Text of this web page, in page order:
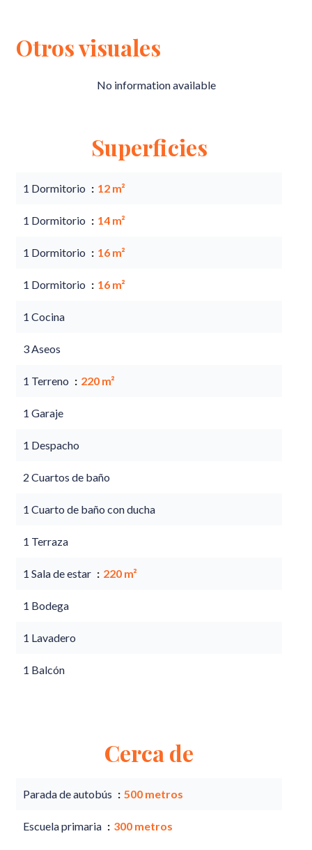
Otros visuales
No information available
Superficies
1 Dormitorio 12 m²
1 Dormitorio 14 m²
1 Dormitorio 16 m²
1 Dormitorio 16 m²
1 Cocina
3 Aseos
1 Terreno 220 m²
1 Garaje
1 Despacho
2 Cuartos de baño
1 Cuarto de baño con ducha
1 Terraza
1 Sala de estar 220 m²
1 Bodega
1 Lavadero
1 Balcón
Cerca de
Parada de autobús 500 metros
Escuela primaria 300 metros